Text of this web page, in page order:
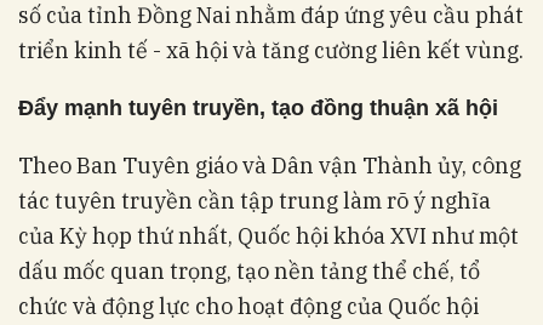
số của tỉnh Đồng Nai nhằm đáp ứng yêu cầu phát
triển kinh tế - xã hội và tăng cường liên kết vùng.
Đẩy mạnh tuyên truyền, tạo đồng thuận xã hội
Theo Ban Tuyên giáo và Dân vận Thành ủy, công
tác tuyên truyền cần tập trung làm rõ ý nghĩa
của Kỳ họp thứ nhất, Quốc hội khóa XVI như một
dấu mốc quan trọng, tạo nền tảng thể chế, tổ
chức và động lực cho hoạt động của Quốc hội